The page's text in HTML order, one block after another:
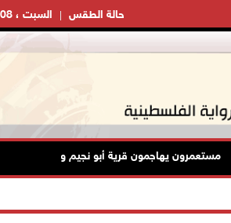
السبت ، 08 آب ، 2026 حالة الطقس
مستعمرون يهاجمون قرية أبو نجيم ويصيبون